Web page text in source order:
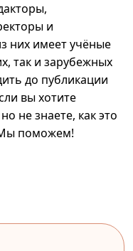
и
них имеет учёные
так и зарубежных
до публикации
вы хотите
не знаете, как это
поможем!